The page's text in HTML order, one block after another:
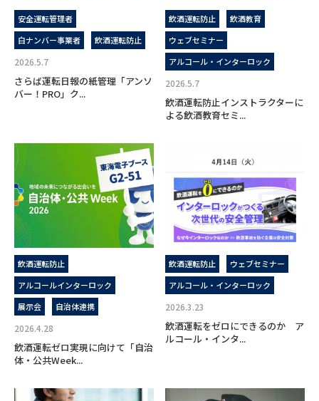
安全運転管理者
白ナンバー事業者
飲酒運転防止
2026.5.7
さらば運転日報の紙管理「アンソ
バー！PRO」ク...
飲酒運転防止
飲酒教育
ウェブセミナー
アルコール・インターロック
2026.5.7
飲酒運転防止インストラクターに
よる飲酒教育セミ...
飲酒運転防止
アルコールインターロック
展示会
自治体連携
2026.4.28
飲酒運転ゼロ実現に向けて「自治
体・公共Week...
飲酒運転防止
ウェブセミナー
アルコール・インターロック
2026.3.23
飲酒運転をゼロにできるのか ア
ルコール・インタ...